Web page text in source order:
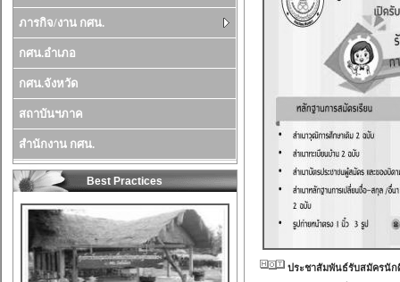
ภารกิจ/งาน กศน.
กศน.อำเภอ
กศน.จังหวัด
สถาบันฯภาค
สำนักงาน กศน.
Best Practices
ประชาสัมพันธ์รับสมัครนัก